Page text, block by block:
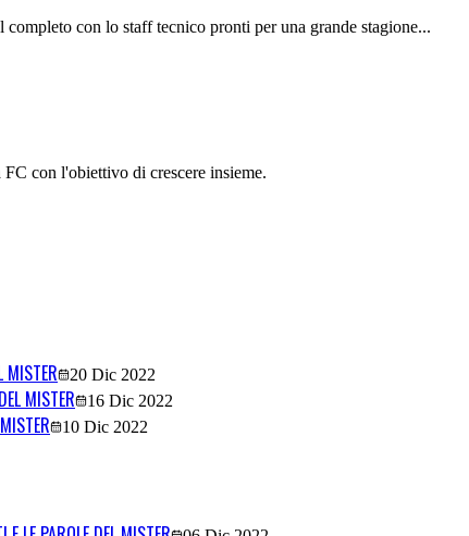
con lo staff tecnico pronti per una grande stagione...
con l'obiettivo di crescere insieme.
MISTER 20 Dic 2022
MISTER 16 Dic 2022
10 Dic 2022